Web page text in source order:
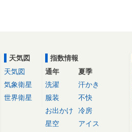
天気図
天気図
気象衛星
世界衛星
指数情報
通年
洗濯
服装
お出かけ
星空
夏季
汗かき
不快
冷房
アイス